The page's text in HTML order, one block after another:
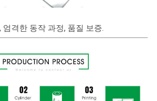
엄격한 동작 과정, 품질 보증.